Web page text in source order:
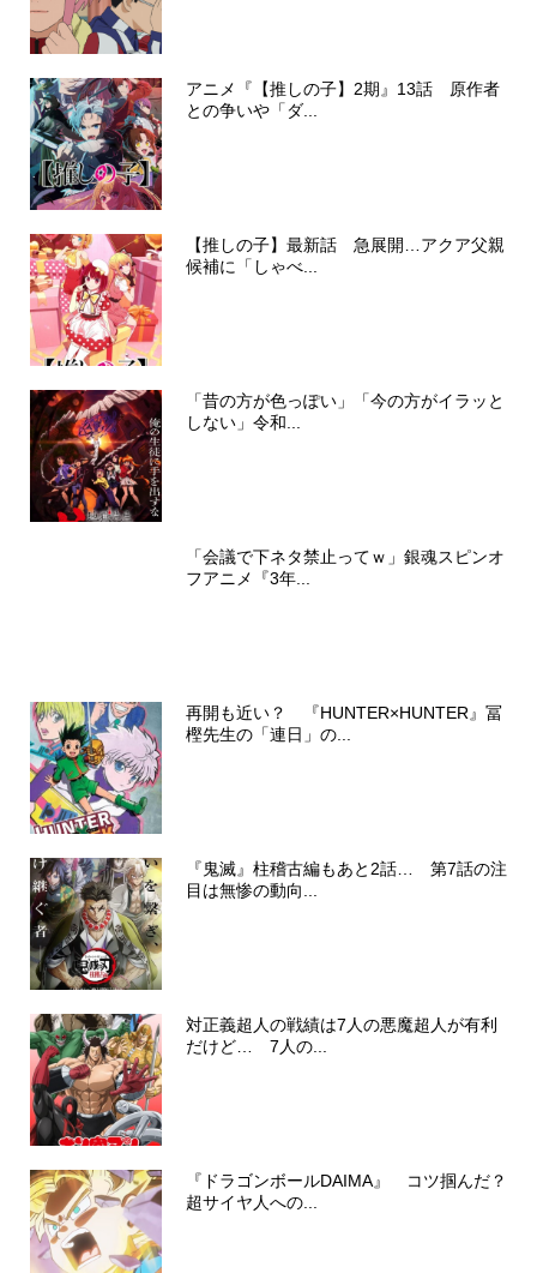
アニメ『【推しの子】2期』13話 原作者
との争いや「ダ...
【推しの子】最新話 急展開…アクア父親
候補に「しゃべ...
「昔の方が色っぽい」「今の方がイラッと
しない」令和...
「会議で下ネタ禁止ってｗ」銀魂スピンオ
フアニメ『3年...
再開も近い？ 『HUNTER×HUNTER』冨
樫先生の「連日」の...
『鬼滅』柱稽古編もあと2話… 第7話の注
目は無惨の動向...
対正義超人の戦績は7人の悪魔超人が有利
だけど… 7人の...
『ドラゴンボールDAIMA』 コツ掴んだ？
超サイヤ人への...